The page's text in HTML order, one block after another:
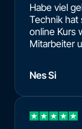
Habe viel
Technik
online Kurs
Mitarbeiter
Nes Si